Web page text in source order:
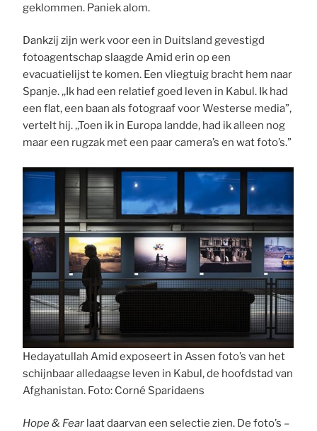
geklommen. Paniek alom.
Dankzij zijn werk voor een in Duitsland gevestigd
fotoagentschap slaagde Amid erin op een
evacuatielijst te komen. Een vliegtuig bracht hem naar
Spanje. ,,Ik had een relatief goed leven in Kabul. Ik had
een flat, een baan als fotograaf voor Westerse media”,
vertelt hij. ,,Toen ik in Europa landde, had ik alleen nog
maar een rugzak met een paar camera’s en wat foto’s.”
Hedayatullah Amid exposeert in Assen foto’s van het
schijnbaar alledaagse leven in Kabul, de hoofdstad van
Afghanistan. Foto: Corné Sparidaens
Hope & Fear laat daarvan een selectie zien. De foto’s –